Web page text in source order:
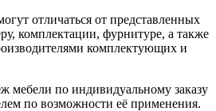
отличаться от представленных
комплектации, фурнитуре, а также
комплектующих и
мебели по индивидуальному заказу
по возможности её применения.